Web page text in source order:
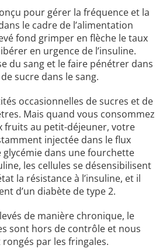
pour gérer la fréquence et la
le cadre de l’alimentation
fond grimper en flèche le taux
en urgence de l’insuline.
du sang et le faire pénétrer dans
sucre dans le sang.
occasionnelles de sucres et de
Mais quand vous consommez
fruits au petit-déjeuner, votre
injectée dans le flux
dans une fourchette
les cellules se désensibilisent
la résistance à l’insuline, et il
d’un diabète de type 2.
de manière chronique, le
sont hors de contrôle et nous
par les fringales.